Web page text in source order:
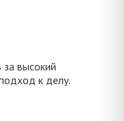
высокий
к делу.